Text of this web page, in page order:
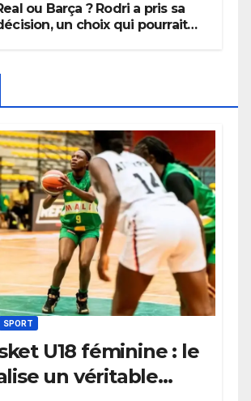
ou Barça ? Rodri a pris sa
un choix qui pourrait
SPORT
U18 féminine : le
un véritable